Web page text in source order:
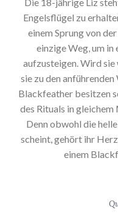
Engelsflügel zu
einem Sprung von
einzige Weg, um
aufzusteigen. Wird
sie zu den
Blackfeather besitzen
des Rituals in
Denn obwohl die
scheint, gehört ihr
einem